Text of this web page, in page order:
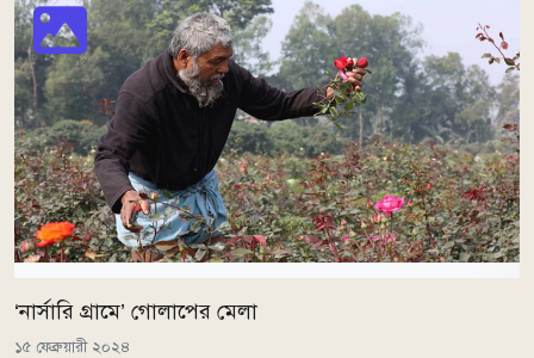
‘নার্সারি গ্রামে’ গোলাপের মেলা
১৫ ফেব্রুয়ারী ২০২৪